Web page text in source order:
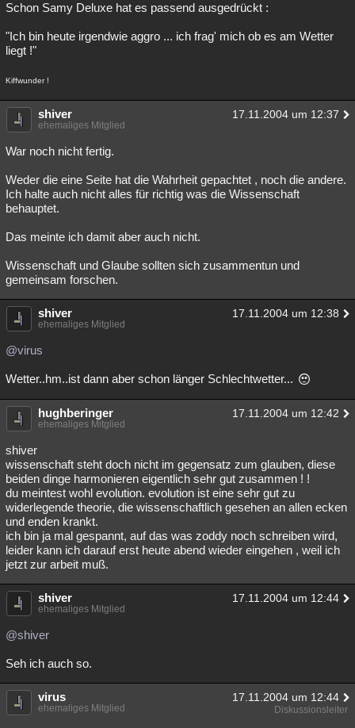
Schon Samy Deluxe hat es passend ausgedrückt :
"Ich bin heute irgendwie aggro ... ich frag' mich ob es am Wetter
liegt !"
Kiffwunder !
shiver 17.11.2004 um 12:37
ehemaliges Mitglied
War noch nicht fertig.
Weder die eine Seite hat die Wahrheit gepachtet , noch die andere.
Ich halte auch nicht alles für richtig was die Wissenschaft
behauptet.
Das meinte ich damit aber auch nicht.
Wissenschaft und Glaube sollten sich zusammentun und
gemeinsam forschen.
shiver 17.11.2004 um 12:38
ehemaliges Mitglied
@virus
Wetter..hm..ist dann aber schon länger Schlechtwetter...
hughberinger 17.11.2004 um 12:42
ehemaliges Mitglied
shiver
wissenschaft steht doch nicht im gegensatz zum glauben, diese
beiden dinge harmonieren eigentlich sehr gut zusammen ! !
du meintest wohl evolution. evolution ist eine sehr gut zu
widerlegende theorie, die wissenschaftlich gesehen an allen ecken
und enden krankt.
ich bin ja mal gespannt, auf das was zoddy noch schreiben wird,
leider kann ich darauf erst heute abend wieder eingehen , weil ich
jetzt zur arbeit muß.
shiver 17.11.2004 um 12:44
ehemaliges Mitglied
@shiver
Seh ich auch so.
virus 17.11.2004 um 12:44
ehemaliges Mitglied Diskussionsleiter